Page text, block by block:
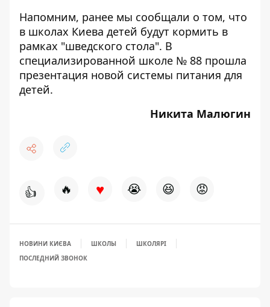
Напомним, ранее мы сообщали о том, что
в школах Киева детей будут кормить в
рамках "шведского стола". В
специализированной школе № 88 прошла
презентация новой системы питания для
детей.
Никита Малюгин
👍 🔥 ♥ 😭 😆 😡
НОВИНИ КИЄВА ШКОЛЫ
ШКОЛЯРІ
ПОСЛЕДНИЙ ЗВОНОК